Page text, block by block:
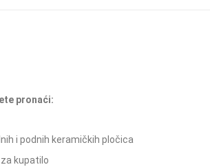
pronaći:
i podnih keramičkih pločica
kupatilo